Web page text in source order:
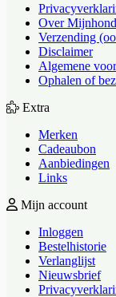
Over
Verzending
Disclaimer
Algemene
Ophalen of
Extra
Merken
Cadeaubon
Aanbiedingen
Links
Mijn account
Inloggen
Bestelhistorie
Verlanglijst
Nieuwsbrief